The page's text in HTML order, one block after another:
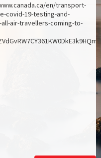
en/transport-
covid-19-testing-and-
air-travellers-coming-to-